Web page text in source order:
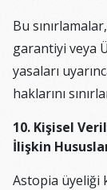
Bu
garantiyi veya
yasaları
haklarını
10. Kişisel
İlişkin
Astopia üyeliği